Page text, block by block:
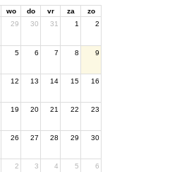
wo do vr za
zo
29 30 31 1 2
5 6 7 8 9
12 13 14 15 16
19 20 21 22 23
26 27 28 29 30
2 3 4 5 6